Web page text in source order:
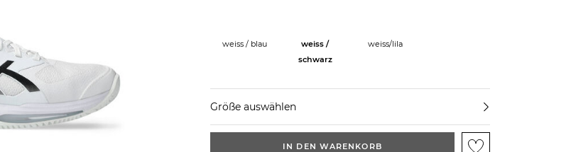
weiss / blau
weiss /
schwarz
weiss/lila
Größe auswählen
IN DEN WARENKORB